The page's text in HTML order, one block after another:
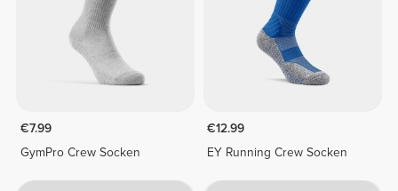
€7.99
GymPro Crew Socken
€12.99
EY Running Crew Socken